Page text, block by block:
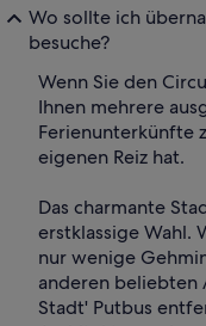
Wo sollte ich
besuche?
Wenn Sie den
Ihnen mehrere
Ferienunterkünfte
eigenen Reiz hat.
Das charmante
erstklassige Wahl.
nur wenige
anderen beliebten
Stadt' Putbus